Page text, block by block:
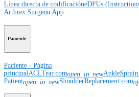
Línea directa de codificacióneDFUs
Arthrex Surgeon App
Paciente
Paciente - Página
principalACLTear.comopen_in_new
Patientopen_in_newShoulderReplacement.com